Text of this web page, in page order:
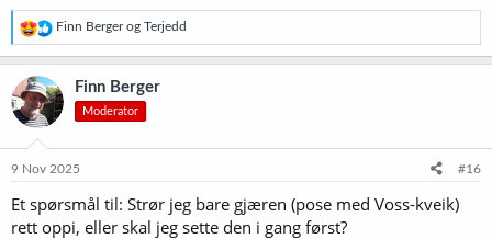
R
e
a
s
j
n
e
:
Finn Bergerog Terjedd
Finn Berger
Moderator
9 Nov 2025 #16
Et spørsmål til: Strør jeg bare gjæren (pose med Voss-kveik)
rett oppi, eller skal jeg sette den i gang først?